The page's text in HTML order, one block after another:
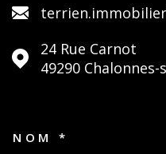
24 Rue Carnot
49290
NOM *